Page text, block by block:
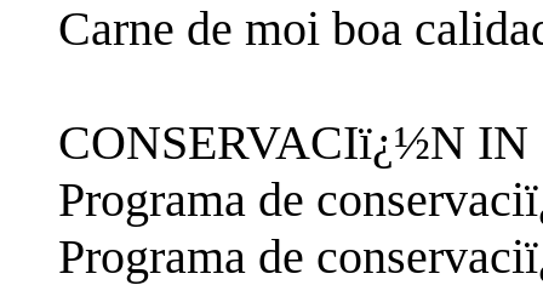
Carne de moi boa
CONSERVACIï¿½N
Programa de
Programa de